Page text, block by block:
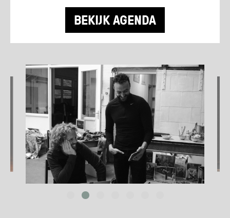
BEKIJK AGENDA